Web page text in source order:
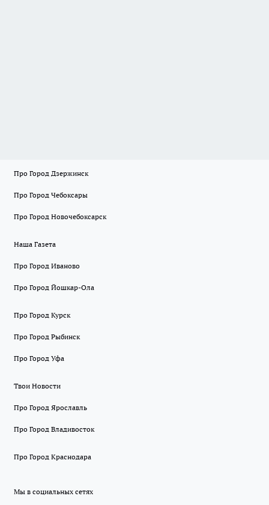
Про Город Дзержинск
Про Город Чебоксары
Про Город Новочебоксарск
Наша Газета
Про Город Иваново
Про Город Йошкар-Ола
Про Город Курск
Про Город Рыбинск
Про Город Уфа
Твои Новости
Про Город Ярославль
Про Город Владивосток
Про Город Краснодара
Мы в социальных сетях